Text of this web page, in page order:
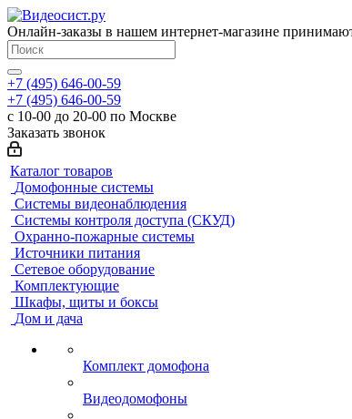
Онлайн-заказы в нашем интернет-магазине
+7 (495) 646-00-59
+7 (495) 646-00-59
с 10-00 до 20-00 по Москве
Заказать звонок
Каталог товаров
Домофонные системы
Системы видеонаблюдения
Системы контроля доступа (СКУД)
Охранно-пожарные системы
Источники питания
Сетевое оборудование
Комплектующие
Шкафы, щиты и боксы
Дом и дача
Комплект домофона
Видеодомофоны